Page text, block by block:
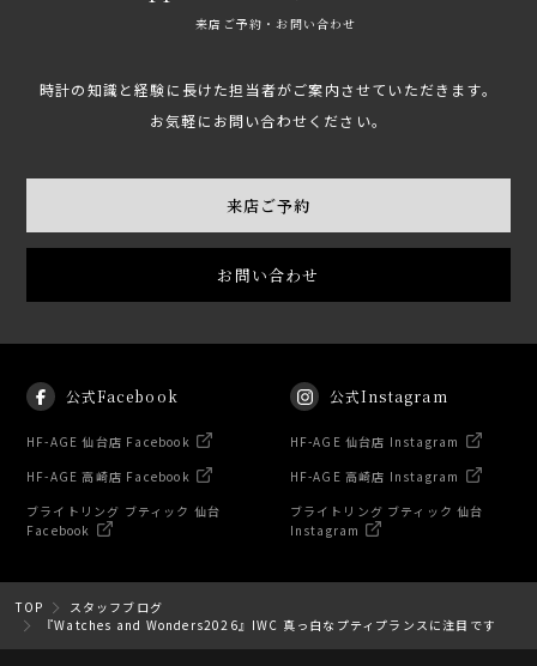
来店ご予約・お問い合わせ
時計の知識と経験に長けた担当者がご案内させていただきます。
お気軽にお問い合わせください。
来店ご予約
お問い合わせ
公式Facebook
HF-AGE 仙台店 Facebook
HF-AGE 高崎店 Facebook
ブライトリング ブティック 仙台
Facebook
公式Instagram
HF-AGE 仙台店 Instagram
HF-AGE 高崎店 Instagram
ブライトリング ブティック 仙台
Instagram
TOP
スタッフブログ
『Watches and Wonders2026』IWC 真っ白なプティプランスに注目です